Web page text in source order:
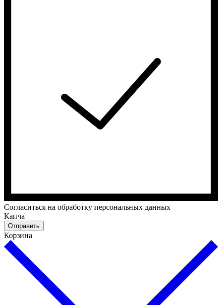
Cогласиться на обработку персональных данных
Капча
Отправить
Корзина